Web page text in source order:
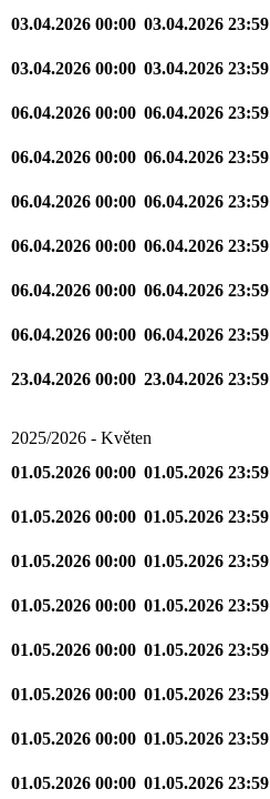
03.04.2026 00:00 03.04.2026 23:59
03.04.2026 00:00 03.04.2026 23:59
06.04.2026 00:00 06.04.2026 23:59
06.04.2026 00:00 06.04.2026 23:59
06.04.2026 00:00 06.04.2026 23:59
06.04.2026 00:00 06.04.2026 23:59
06.04.2026 00:00 06.04.2026 23:59
06.04.2026 00:00 06.04.2026 23:59
23.04.2026 00:00 23.04.2026 23:59
2025/2026 - Květen
01.05.2026 00:00 01.05.2026 23:59
01.05.2026 00:00 01.05.2026 23:59
01.05.2026 00:00 01.05.2026 23:59
01.05.2026 00:00 01.05.2026 23:59
01.05.2026 00:00 01.05.2026 23:59
01.05.2026 00:00 01.05.2026 23:59
01.05.2026 00:00 01.05.2026 23:59
01.05.2026 00:00 01.05.2026 23:59